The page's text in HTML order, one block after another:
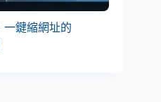
一鍵縮網址的